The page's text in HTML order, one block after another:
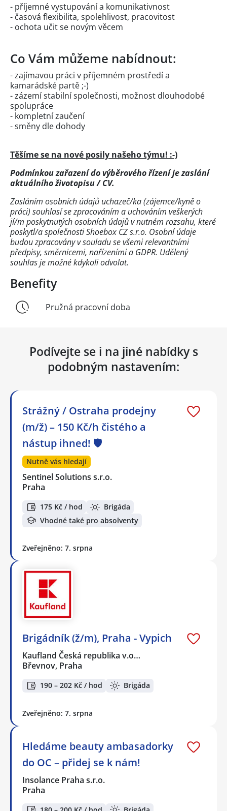
- příjemné vystupování a komunikativnost
- časová flexibilita, spolehlivost, pracovitost
- ochota učit se novým věcem
Co Vám můžeme nabídnout:
- zajímavou práci v příjemném prostředí a
kamarádské partě ;-)
- zázemí stabilní společnosti, možnost dlouhodobé
spolupráce
- kompletní zaučení
- směny dle dohody
Těšíme se na nové posily našeho týmu! :-)
Podmínkou zařazení do výběrového řízení je zaslání
aktuálního životopisu / CV.
Zasláním osobních údajů uchazeč/ka (zájemce/kyně o
práci) souhlasí se zpracováním a uchováním veškerých
jí/m poskytnutých osobních údajů v nutném rozsahu, které
poskytl/a společnosti Shoebox CZ s.r.o. Osobní údaje
budou zpracovány v souladu se všemi relevantními
předpisy, směrnicemi, nařízeními a GDPR. Udělený
souhlas je možné kdykoli odvolat.
Benefity
Pružná pracovní doba
Podívejte se i na jiné nabídky s
podobným nastavením:
Strážný / Ostraha prodejny
(m/ž) – 150 Kč/h čistého a
nástup ihned! 🛡️
Nutně vás hledají
Sentinel Solutions s.r.o.
Praha
175 Kč / hod
Brigáda
Vhodné také pro absolventy
Zveřejněno: 7. srpna
Brigádník (ž/m), Praha - Vypich
Kaufland Česká republika v.o…
Břevnov, Praha
190 – 202 Kč / hod Brigáda
Zveřejněno: 7. srpna
Hledáme beauty ambasadorky
do OC – přidej se k nám!
Insolance Praha s.r.o.
Praha